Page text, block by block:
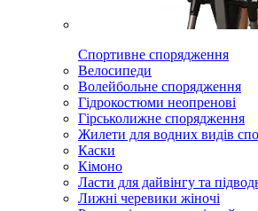
Спортивне спорядження
Велосипеди
Волейбольне спорядження
Гідрокостюми неопренові
Гірськолижне спорядження
Жилети для водних видів
Каски
Кімоно
Ласти для дайвінгу та
Лижні черевики жіночі